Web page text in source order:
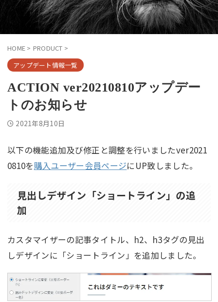
HOME > PRODUCT >
アップデート情報一覧
ACTION ver20210810アップデー
トのお知らせ
2021年8月10日
以下の機能追加及び修正と調整を行いましたver2021
0810を購入ユーザー会員ページにUP致しました。
見出しデザイン「ショートライン」の追
加
カスタマイザーの記事タイトル、h2、h3タグの見出
しデザインに「ショートライン」を追加しました。